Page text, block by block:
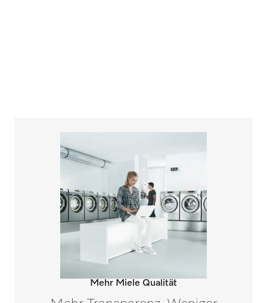
Mehr Miele Qualität